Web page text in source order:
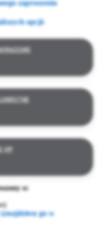
zaproszenia
opcji:
VIP
o:
go w